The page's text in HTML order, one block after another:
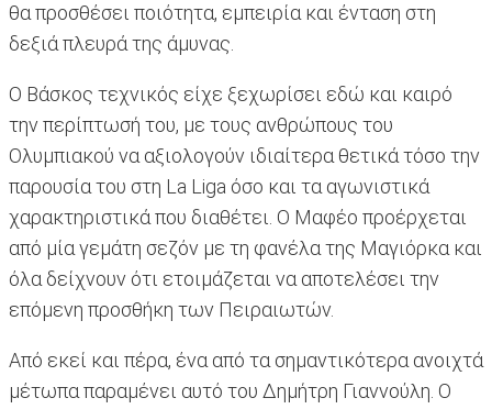
θα προσθέσει ποιότητα, εμπειρία και ένταση στη
δεξιά πλευρά της άμυνας.
Ο Βάσκος τεχνικός είχε ξεχωρίσει εδώ και καιρό
την περίπτωσή του, με τους ανθρώπους του
Ολυμπιακού να αξιολογούν ιδιαίτερα θετικά τόσο την
παρουσία του στη La Liga όσο και τα αγωνιστικά
χαρακτηριστικά που διαθέτει. Ο Μαφέο προέρχεται
από μία γεμάτη σεζόν με τη φανέλα της Μαγιόρκα και
όλα δείχνουν ότι ετοιμάζεται να αποτελέσει την
επόμενη προσθήκη των Πειραιωτών.
Από εκεί και πέρα, ένα από τα σημαντικότερα ανοιχτά
μέτωπα παραμένει αυτό του Δημήτρη Γιαννούλη. Ο